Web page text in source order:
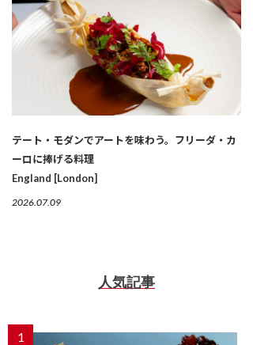
テート・モダンでアートを味わう。フリーダ・カ
ーロに捧げる料理
England [London]
2026.07.09
人気記事
1